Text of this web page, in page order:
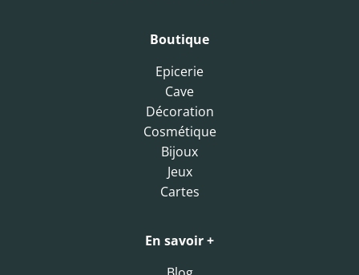
Boutique
Epicerie
Cave
Décoration
Cosmétique
Bijoux
Jeux
Cartes
En savoir +